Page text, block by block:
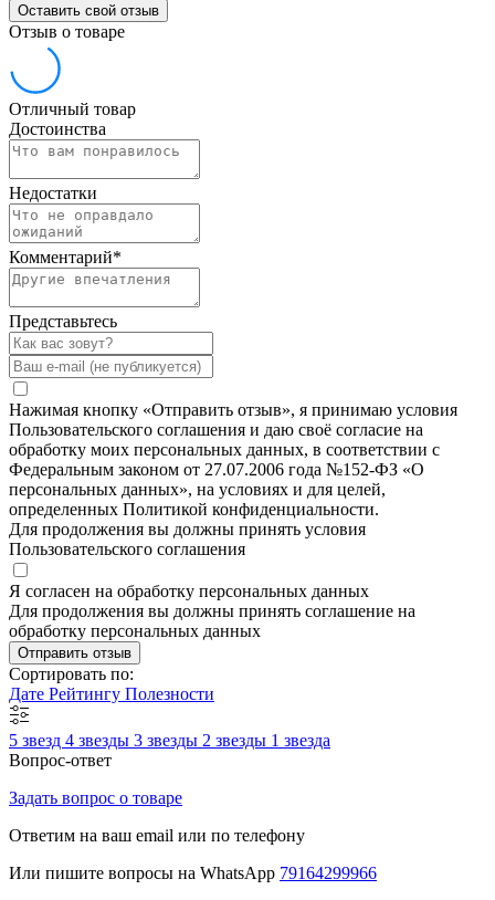
Оставить свой отзыв
Отзыв о товаре
Отличный товар
Достоинства
Недостатки
Комментарий*
Представьтесь
Нажимая кнопку «Отправить отзыв», я принимаю условия
Пользовательского соглашения и даю своё согласие на
обработку моих персональных данных, в соответствии с
Федеральным законом от 27.07.2006 года №152-ФЗ «О
персональных данных», на условиях и для целей,
определенных Политикой конфиденциальности.
Для продолжения вы должны принять условия
Пользовательского соглашения
Я согласен на обработку персональных данных
Для продолжения вы должны принять соглашение на
обработку персональных данных
Отправить отзыв
Сортировать по:
Дате Рейтингу Полезности
5 звезд 4 звезды 3 звезды 2 звезды 1 звезда
Вопрос-ответ
Задать вопрос о товаре
Ответим на ваш email или по телефону
Или пишите вопросы на WhatsApp 79164299966